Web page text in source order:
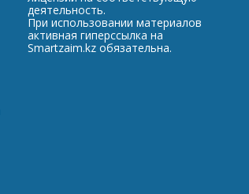
деятельность.
При использовании материалов
активная гиперссылка на
Smartzaim.kz обязательна.